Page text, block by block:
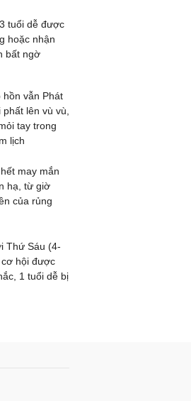
tuổi dễ được
hoặc nhận
bất ngờ
hồn vẫn Phát
lên vù vù,
tay trong
lịch
may mắn
hạ, từ giờ
của rủng
Thứ Sáu (4-
hội được
1 tuổi dễ bị